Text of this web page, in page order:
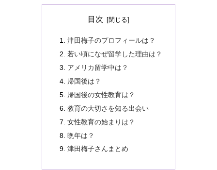
目次
津田梅子のプロフィールは？
若い頃になぜ留学した理由は？
アメリカ留学中は？
帰国後は？
帰国後の女性教育は？
教育の大切さを知る出会い
女性教育の始まりは？
晩年は？
津田梅子さんまとめ